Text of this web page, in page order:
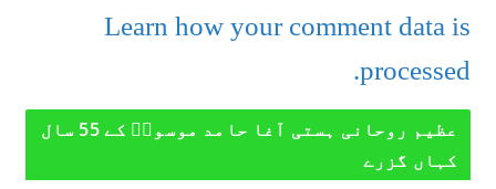
Learn how your comment data is
processed.
عظیم روحانی ہستی آغا حامد موسویؒ کے 55 سال
کہاں گزرے